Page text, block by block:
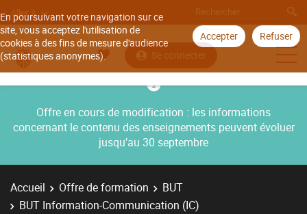
En poursuivant votre navigation sur ce
site, vous acceptez l'utilisation de
cookies à des fins de mesure d'audience
(statistiques anonymes).
Accepter Refuser
Aller à
Se connecter
Offre en cours de modification : les informations
concernant le contenu des enseignements peuvent évoluer
jusqu’au 30 septembre
Accueil Offre de formation
BUT
BUT Information-Communication (IC)